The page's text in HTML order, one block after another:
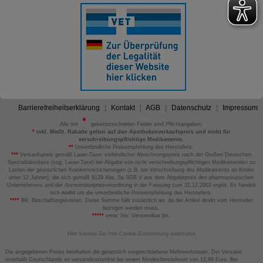
Barrierefreiheitserklärung Kontakt AGB Datenschutz Impressum
Alle mit
gekennzeichneten Felder sind Pflichtangaben.
*inkl. MwSt. Rabatte gelten auf den Apothekenverkaufspreis und nicht für
verschreibungspflichtige Medikamente.
** Unverbindliche Preisempfehlung des Herstellers.
*** Verkaufspreis gemäß Lauer-Taxe; verbindlicher Abrechnungspreis nach der Großen Deutschen
Spezialitätentaxe (sog. Lauer-Taxe) bei Abgabe von nicht verschreibungspflichtigen Medikamenten zu
Lasten der gesetzlichen Krankenversicherungen (z.B. bei Verschreibung des Medikaments an Kinder
unter 12 Jahren), die sich gemäß §129 Abs. 5a SGB V aus dem Abgabepreis des pharmazeutischen
Unternehmens und der Arzneimittelpreisverordnung in der Fassung zum 31.12.2003 ergibt. Es handelt
sich nicht um die unverbindliche Preisempfehlung des Herstellers.
****BK: Beschaffungskosten. Diese Summe fällt zusätzlich an, da der Artikel direkt vom Hersteller
bezogen werden muss.
*****verw. bis: Verwendbar bis.
Hier können Sie Ihre Cookie-Zustimmung widerrufen
Die angegebenen Preise beinhalten die gesetzlich vorgeschriebene Mehrwertsteuer. Der Versand
innerhalb Deutschlands ist versandkostenfrei bei einem Mindestbestellwert von 13,99 Euro. Bei